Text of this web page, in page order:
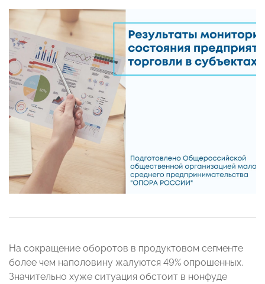
На сокращение оборотов в продуктовом сегменте
более чем наполовину жалуются 49% опрошенных.
Значительно хуже ситуация обстоит в нонфуде